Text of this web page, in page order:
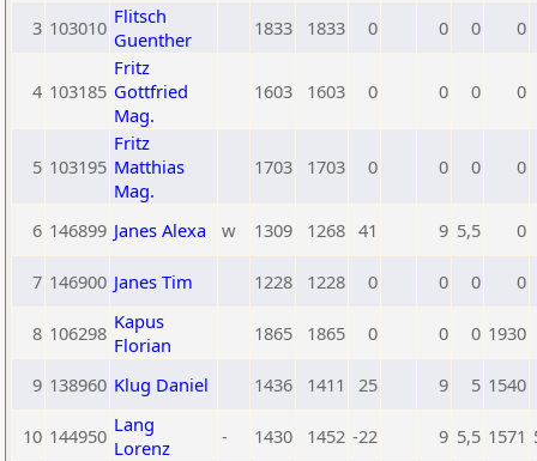
3 103010 Flitsch
Guenther
1833 1833 0 0 0 0
4 103185
Fritz
Gottfried
Mag.
1603 1603 0 0 0 0
5 103195
Fritz
Matthias
Mag.
1703 1703 0 0 0 0
6 146899 Janes Alexa w 1309 1268 41 9 5,5 0
7 146900 Janes Tim 1228 1228 0 0 0 0
8 106298 Kapus
Florian
1865 1865 0 0 0 1930
9 138960 Klug Daniel 1436 1411 25 9 5 1540
10 144950 Lang
Lorenz
- 1430 1452 -22 9 5,5 1571